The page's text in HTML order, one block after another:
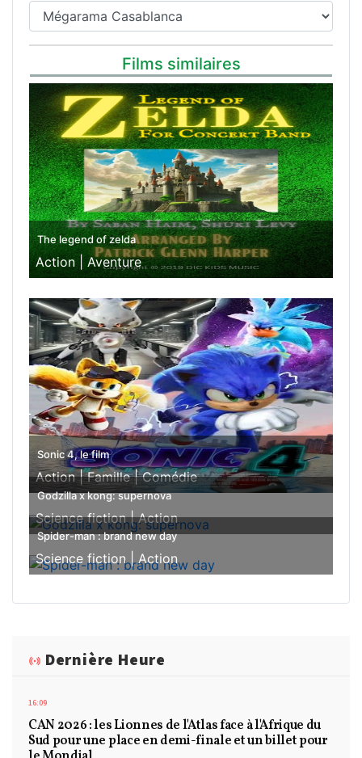
Films similaires
The legend of zelda
Action | Aventure
Sonic 4, le film
Action |Famille |Comédie
Godzilla x kong: supernova
Science fiction |Action
Spider-man : brand new day
Science fiction |Action
Dernière Heure
16:09
CAN 2026 : les Lionnes de l'Atlas face à l'Afrique du
Sud pour une place en demi-finale et un billet pour